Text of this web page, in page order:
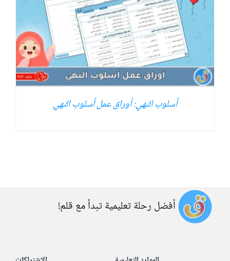
أسلوب النهي: أوراق عمل أسلوب النهي
أفضل رحلة تعليمية تبدأ مع قلم!